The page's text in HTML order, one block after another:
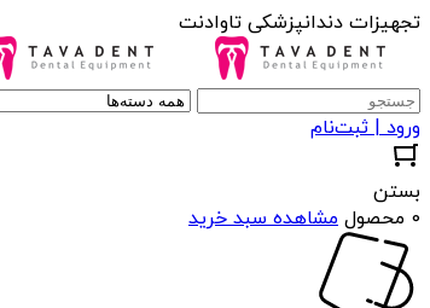
تجهیزات دندانپزشکی تاوادنت
ورود | ثبت‌نام
بستن
0 محصول
مشاهده سبد خرید